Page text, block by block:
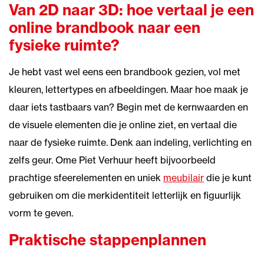
Van 2D naar 3D: hoe vertaal je een
online brandbook naar een
fysieke ruimte?
Je hebt vast wel eens een brandbook gezien, vol met
kleuren, lettertypes en afbeeldingen. Maar hoe maak je
daar iets tastbaars van? Begin met de kernwaarden en
de visuele elementen die je online ziet, en vertaal die
naar de fysieke ruimte. Denk aan indeling, verlichting en
zelfs geur. Ome Piet Verhuur heeft bijvoorbeeld
prachtige sfeerelementen en uniek meubilair die je kunt
gebruiken om die merkidentiteit letterlijk en figuurlijk
vorm te geven.
Praktische stappenplannen